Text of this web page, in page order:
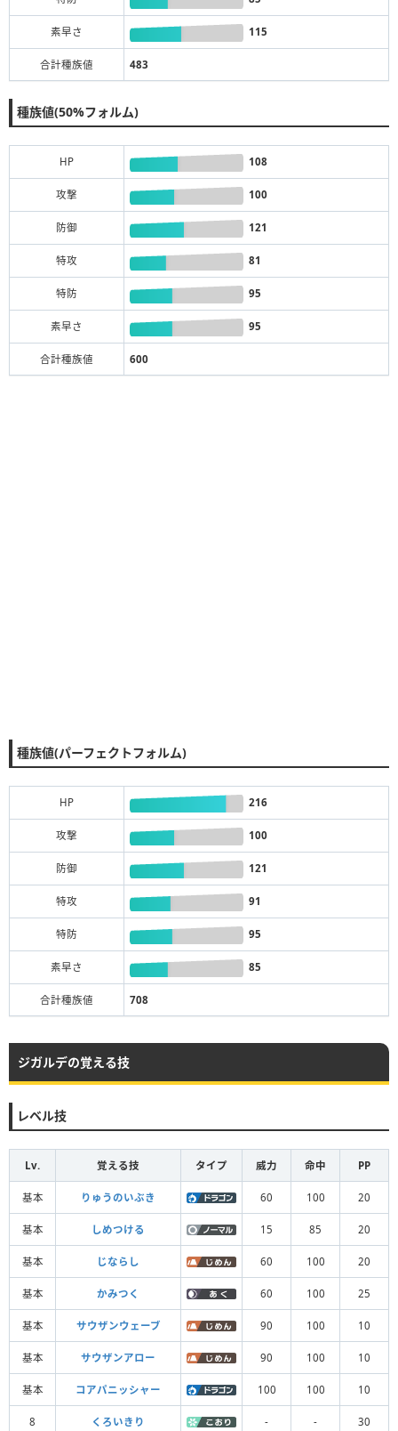
素早さ 115
合計種族値 483
種族値(50%フォルム)
HP 108
攻撃 100
防御 121
特攻 81
特防 95
素早さ 95
合計種族値 600
種族値(パーフェクトフォルム)
HP 216
攻撃 100
防御 121
特攻 91
特防 95
素早さ 85
合計種族値 708
ジガルデの覚える技
レベル技
Lv. 覚える技 タイプ 威力 命中 PP
基本 りゅうのいぶき 60 100 20
基本 しめつける 15 85 20
基本 じならし 60 100 20
基本 かみつく 60 100 25
基本 サウザンウェーブ 90 100 10
基本 サウザンアロー 90 100 10
基本 コアパニッシャー 100 100 10
8 くろいきり - - 30